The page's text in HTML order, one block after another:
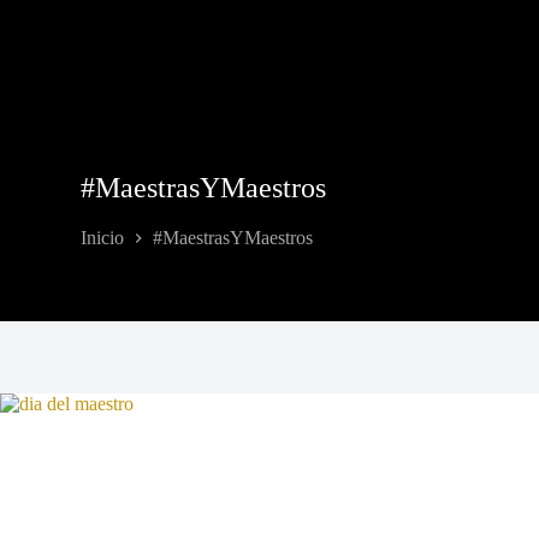
#MaestrasYMaestros
Inicio #MaestrasYMaestros